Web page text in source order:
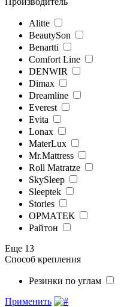
Alitte
BeautySon
Benartti
Comfort Line
DENWIR
Dimax
Dreamline
Everest
Evita
Lonax
MaterLux
Mr.Mattress
Roll Matratze
SkySleep
Sleeptek
Stories
ОРМАТЕК
Райтон
Еще 13
Способ крепления
Резинки по углам
Применить